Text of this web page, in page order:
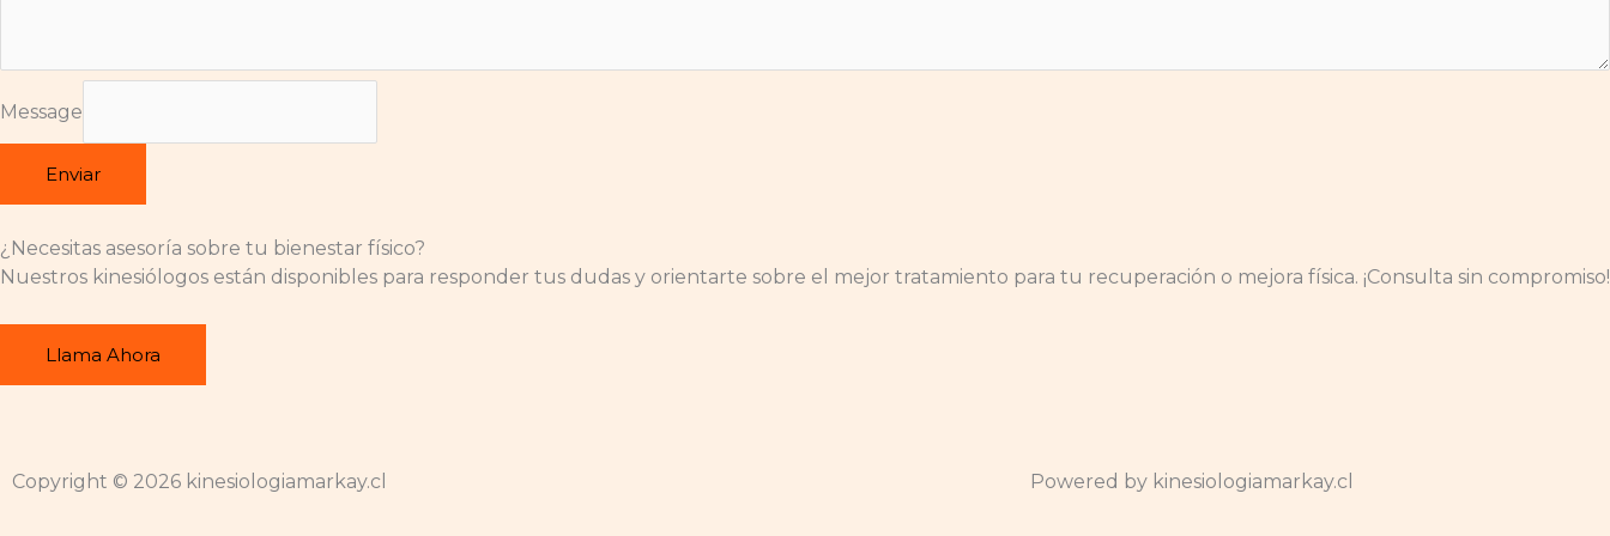
Message
Enviar
¿Necesitas asesoría sobre tu bienestar físico?
Nuestros kinesiólogos están disponibles para responder tus dudas y orientarte sobre el mejor tratamiento para tu recuperación o mejora física. ¡Consulta sin compromiso!
Llama Ahora
Copyright © 2026 kinesiologiamarkay.cl Powered by kinesiologiamarkay.cl